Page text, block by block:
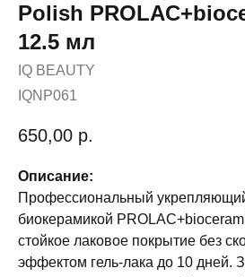
Polish
12.5 мл
IQ BEAUTY
IQNP061
650,00 р.
Описание:
Профессиональный
биокерамикой
стойкое лаковое покрытие без
эффектом гель-лака до 10 дней.